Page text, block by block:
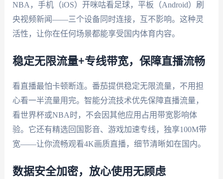
NBA，手机（iOS）开咪咕看足球，平板（Android）刷
央视频新闻——三个设备同时连接，互不影响。这种灵
活性，让你在任何场景都能享受国内体育内容。
稳定无限流量+专线带宽，保障直播流畅
看直播最怕卡顿断连。番茄提供稳定无限流量，不用担
心看一半流量用完。智能分流技术优先保障直播流量，
看世界杯或NBA时，不会因其他应用占用带宽影响体
验。它还有精选回国影音、游戏加速专线，独享100M带
宽——让你流畅观看4K画质直播，细节清晰如在国内。
数据安全加密，放心使用无顾虑